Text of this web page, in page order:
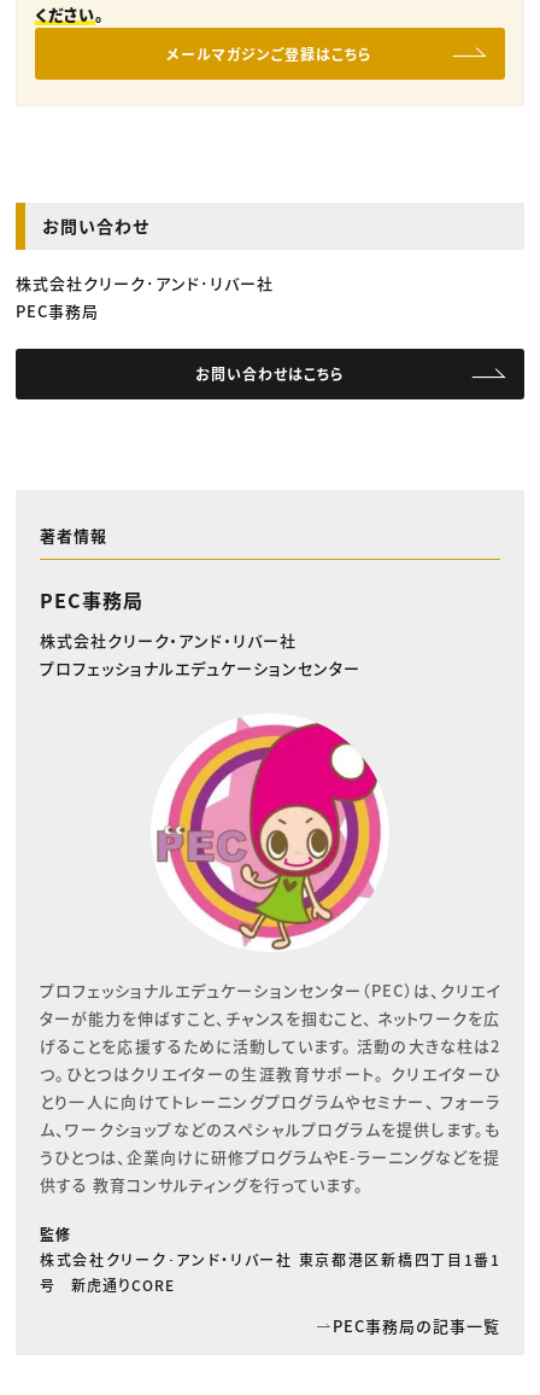
ください。
メールマガジンご登録はこちら
お問い合わせ
株式会社クリーク･アンド･リバー社
PEC事務局
お問い合わせはこちら
著者情報
PEC事務局
株式会社クリーク・アンド・リバー社
プロフェッショナルエデュケーションセンター
プロフェッショナルエデュケーションセンター（PEC）は、クリエイ
ターが能力を伸ばすこと、チャンスを掴むこと、 ネットワークを広
げることを応援するために活動しています。 活動の大きな柱は2
つ。ひとつはクリエイターの生涯教育サポート。 クリエイターひ
とり一人に向けてトレーニングプログラムやセミナー、 フォーラ
ム、ワークショップなどのスペシャルプログラムを提供します。も
うひとつは、企業向けに研修プログラムやE-ラーニングなどを提
供する 教育コンサルティングを行っています。
監修
株式会社クリーク･アンド・リバー社 東京都港区新橋四丁目1番1
号 新虎通りCORE
PEC事務局の記事一覧